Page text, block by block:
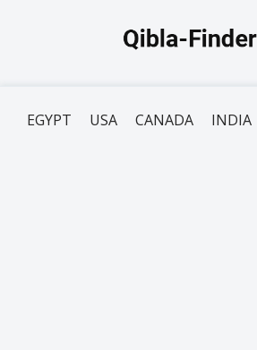
EGYPT USA CANADA INDIA